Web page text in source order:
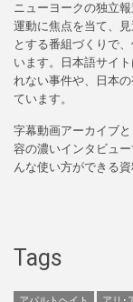
ニューヨークの独立
運動に焦点を当て、
とする番組づくりで
います。日本語サイ
れない事件や、日本
ています。
字幕動画アーカイブ
容の濃いインタビュ
んな使い方ができる
Tags